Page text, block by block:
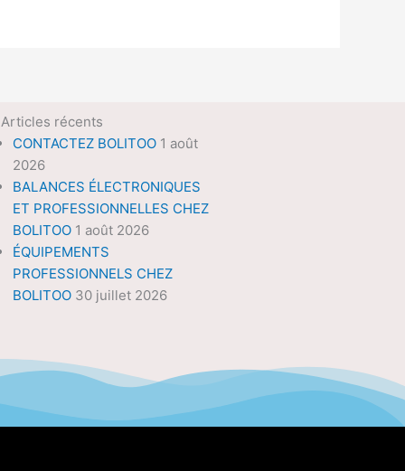
récents
CONTACTEZ BOLITOO 1 août
2026
BALANCES ÉLECTRONIQUES
ET PROFESSIONNELLES CHEZ
BOLITOO 1 août 2026
ÉQUIPEMENTS
PROFESSIONNELS CHEZ
BOLITOO 30 juillet 2026